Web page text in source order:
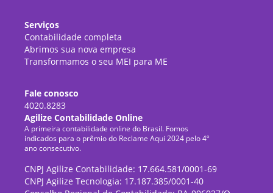
Serviços
Contabilidade completa
Abrimos sua nova empresa
Transformamos o seu MEI para ME
Fale conosco
4020.8283
Agilize Contabilidade Online
A primeira contabilidade online do Brasil. Fomos
indicados para o prêmio do Reclame Aqui 2024 pelo 4º
ano consecutivo.
CNPJ Agilize Contabilidade: 17.664.581/0001-69
CNPJ Agilize Tecnologia: 17.187.385/0001-40